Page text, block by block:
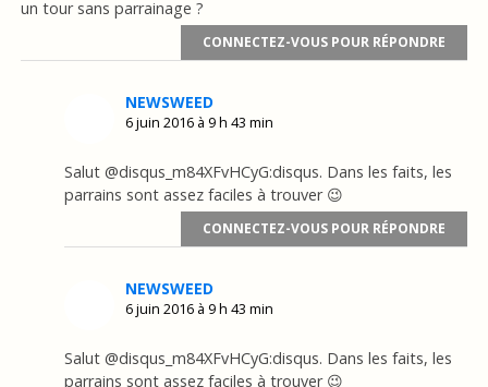
un tour sans parrainage ?
CONNECTEZ-VOUS POUR RÉPONDRE
NEWSWEED
6 juin 2016 à 9 h 43 min
Salut @disqus_m84XFvHCyG:disqus. Dans les faits, les
parrains sont assez faciles à trouver 😉
CONNECTEZ-VOUS POUR RÉPONDRE
NEWSWEED
6 juin 2016 à 9 h 43 min
Salut @disqus_m84XFvHCyG:disqus. Dans les faits, les
parrains sont assez faciles à trouver 😉